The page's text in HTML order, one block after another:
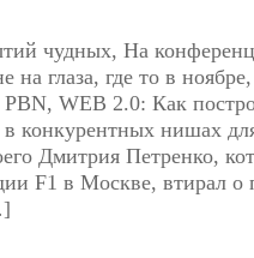
чудных, На
на глаза, где то в
WEB 2.0: Как
конкурентных нишах
Дмитрия Петренко,
F1 в Москве, втирал о